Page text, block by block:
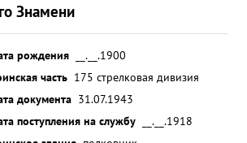
Знамени
рождения
__.__.1900
часть 175 стрелковая дивизия
документа 31.07.1943
поступления на службу
__.__.1918